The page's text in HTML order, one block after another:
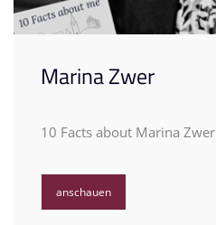
Marina Zwer
10 Facts about Marina Zwer
anschauen